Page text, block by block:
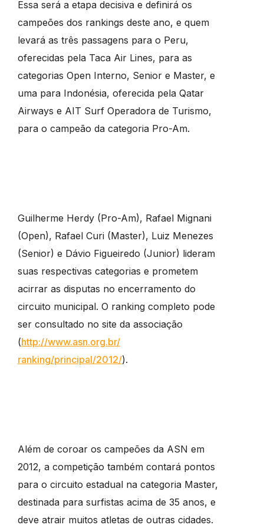
Essa será a etapa decisiva e definirá os
campeões dos rankings deste ano, e quem
levará as três passagens para o Peru,
oferecidas pela Taca Air Lines, para as
categorias Open Interno, Senior e Master, e
uma para Indonésia, oferecida pela Qatar
Airways e AIT Surf Operadora de Turismo,
para o campeão da categoria Pro-Am.
Guilherme Herdy (Pro-Am), Rafael Mignani
(Open), Rafael Curi (Master), Luiz Menezes
(Senior) e Dávio Figueiredo (Junior) lideram
suas respectivas categorias e prometem
acirrar as disputas no encerramento do
circuito municipal. O ranking completo pode
ser consultado no site da associação
(http://www.asn.org.br/
ranking/principal/2012/).
Além de coroar os campeões da ASN em
2012, a competição também contará pontos
para o circuito estadual na categoria Master,
destinada para surfistas acima de 35 anos, e
deve atrair muitos atletas de outras cidades.